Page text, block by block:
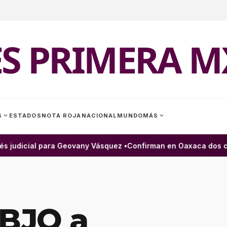
PRIMERA
expand_more ESTADOS NOTA ROJA NACIONAL MUNDOMÁS expand_more
para Geovany Vásquez •Confirman en Oaxaca dos